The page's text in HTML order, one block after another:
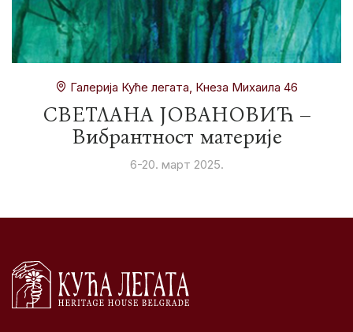
Галерија Куће легата, Кнеза Михаила 46
СВЕТЛАНА ЈОВАНОВИЋ –
Вибрантност материје
6-20. март 2025.